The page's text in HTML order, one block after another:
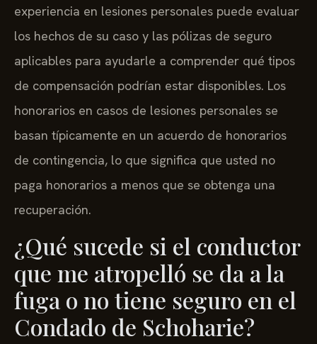
experiencia en lesiones personales puede evaluar
los hechos de su caso y las pólizas de seguro
aplicables para ayudarle a comprender qué tipos
de compensación podrían estar disponibles. Los
honorarios en casos de lesiones personales se
basan típicamente en un acuerdo de honorarios
de contingencia, lo que significa que usted no
paga honorarios a menos que se obtenga una
recuperación.
¿Qué sucede si el conductor
que me atropelló se da a la
fuga o no tiene seguro en el
Condado de Schoharie?